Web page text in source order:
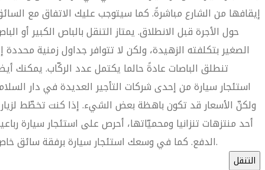
إيقافها من الشارع مباشرةً. كما سيتوجب عليك الاتفاق مع
حول الأجرة قبل الانطلاق. يمتاز التنقل بالباص الكبير أو
الصغير بتكلفته الزهيدة، ولكن لا تتوافر جداول زمنية محددة
تنطلق الباصات عادةً حالما يكتمل عدد الركّاب. يمكنك
استئجار سيارة من إحدى شركات التأجير العديدة في دار
ولكنّ الأسعار قد تكون باهظة بعض الشيء. إذا كنت تخطّط
أحد منتزهات تنزانيا ومحميّاتها، أحرص على استئجار سيارة
الدفع. كما في وسعك استئجار سيارة برفقة سائق خاص.
التنقل